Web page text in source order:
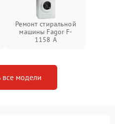
Ремонт стиральной
машины Fagor F-
1158 A
все модели